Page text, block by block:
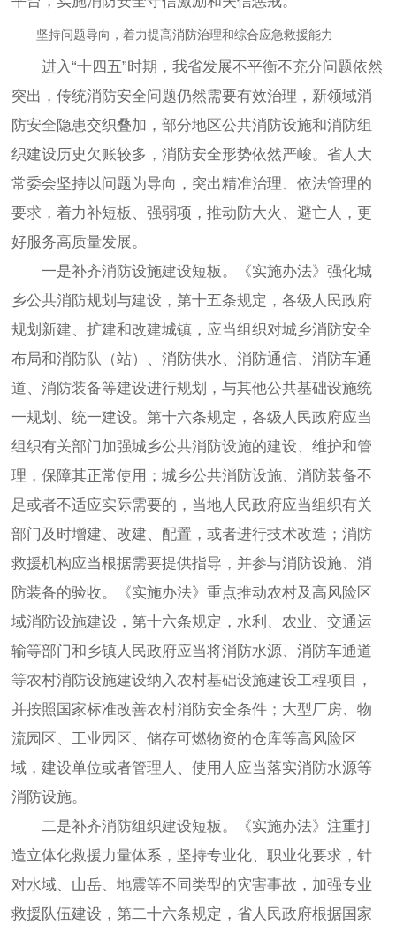
坚持问题导向，着力提高消防治理和综合应急救援能力
进入“十四五”时期，我省发展不平衡不充分问题依然
突出，传统消防安全问题仍然需要有效治理，新领域消
防安全隐患交织叠加，部分地区公共消防设施和消防组
织建设历史欠账较多，消防安全形势依然严峻。省人大
常委会坚持以问题为导向，突出精准治理、依法管理的
要求，着力补短板、强弱项，推动防大火、避亡人，更
好服务高质量发展。
一是补齐消防设施建设短板。《实施办法》强化城
乡公共消防规划与建设，第十五条规定，各级人民政府
规划新建、扩建和改建城镇，应当组织对城乡消防安全
布局和消防队（站）、消防供水、消防通信、消防车通
道、消防装备等建设进行规划，与其他公共基础设施统
一规划、统一建设。第十六条规定，各级人民政府应当
组织有关部门加强城乡公共消防设施的建设、维护和管
理，保障其正常使用；城乡公共消防设施、消防装备不
足或者不适应实际需要的，当地人民政府应当组织有关
部门及时增建、改建、配置，或者进行技术改造；消防
救援机构应当根据需要提供指导，并参与消防设施、消
防装备的验收。《实施办法》重点推动农村及高风险区
域消防设施建设，第十六条规定，水利、农业、交通运
输等部门和乡镇人民政府应当将消防水源、消防车通道
等农村消防设施建设纳入农村基础设施建设工程项目，
并按照国家标准改善农村消防安全条件；大型厂房、物
流园区、工业园区、储存可燃物资的仓库等高风险区
域，建设单位或者管理人、使用人应当落实消防水源等
消防设施。
二是补齐消防组织建设短板。《实施办法》注重打
造立体化救援力量体系，坚持专业化、职业化要求，针
对水域、山岳、地震等不同类型的灾害事故，加强专业
救援队伍建设，第二十六条规定，省人民政府根据国家